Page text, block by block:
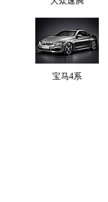
宝马4系